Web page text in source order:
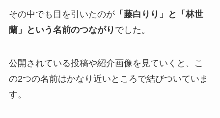
その中でも目を引いたのが「藤白りり」と「林世
蘭」という名前のつながり でした。
公開されている投稿や紹介画像を見ていくと、こ
の2つの名前はかなり近いところで結びついていま
す。